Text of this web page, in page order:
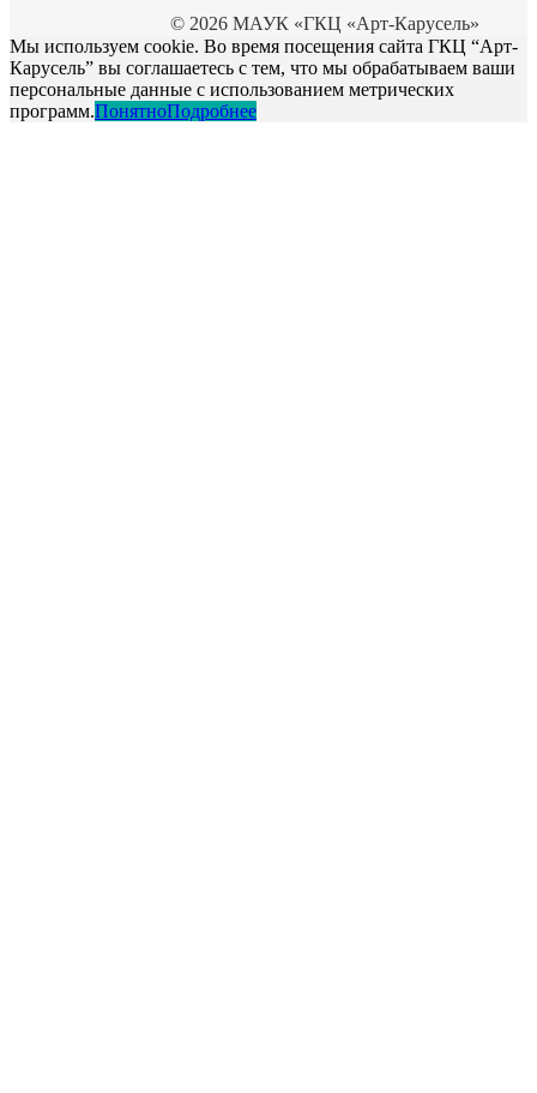
© 2026 МАУК «ГКЦ «Арт-Карусель»
Мы используем cookie. Во время посещения сайта ГКЦ “Арт-
Карусель” вы соглашаетесь с тем, что мы обрабатываем ваши
персональные данные с использованием метрических
программ.ПонятноПодробнее